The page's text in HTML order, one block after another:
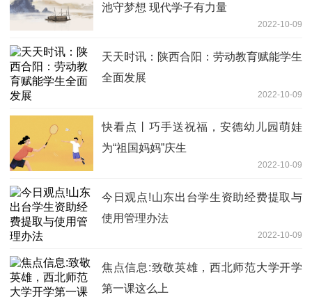
池守梦想 现代学子有力量
2022-10-09
天天时讯：陕西合阳：劳动教育赋能学生
全面发展
2022-10-09
快看点丨巧手送祝福，安德幼儿园萌娃
为“祖国妈妈”庆生
2022-10-09
今日观点!山东出台学生资助经费提取与
使用管理办法
2022-10-09
焦点信息:致敬英雄，西北师范大学开学
第一课这么上